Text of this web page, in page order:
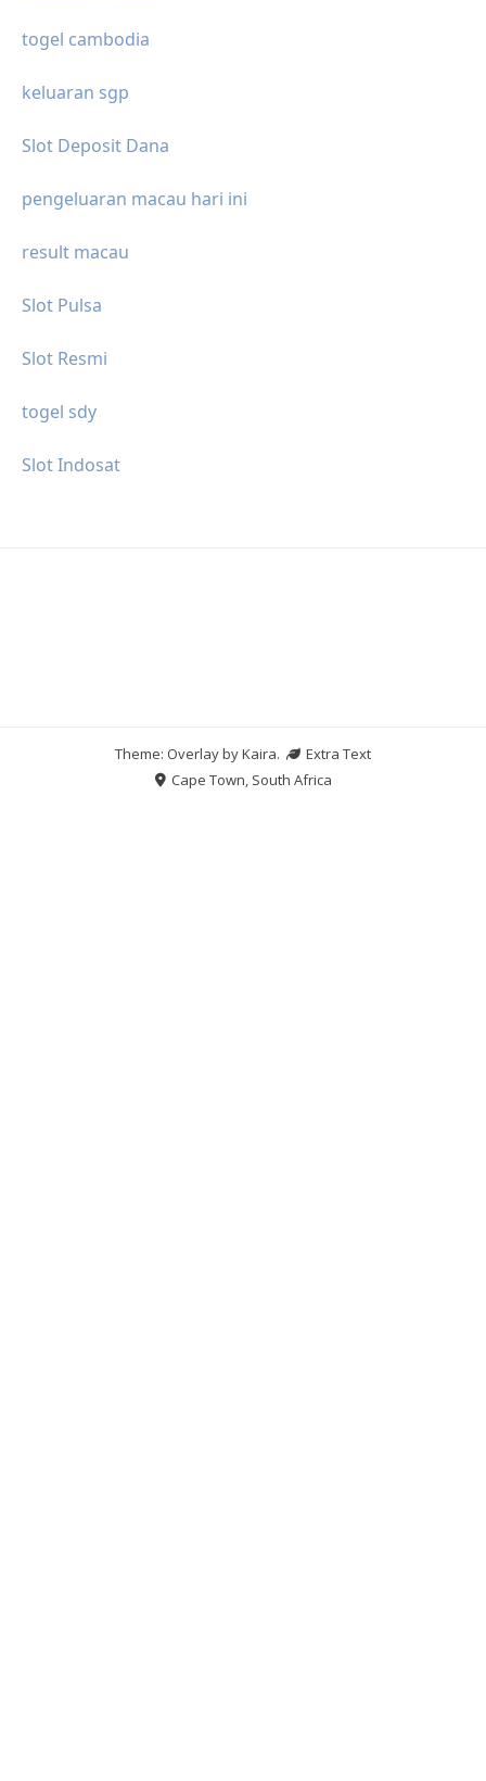
togel cambodia
keluaran sgp
Slot Deposit Dana
pengeluaran macau hari ini
result macau
Slot Pulsa
Slot Resmi
togel sdy
Slot Indosat
Theme: Overlay byKaira.
Extra Text
Cape Town, South Africa